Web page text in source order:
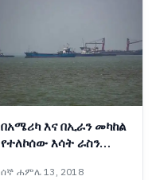
በአሜሪካ እና በኢራን መካከል
የተለኮሰው እሳት ራስን
ሰኞ ሐምሌ 13, 2018